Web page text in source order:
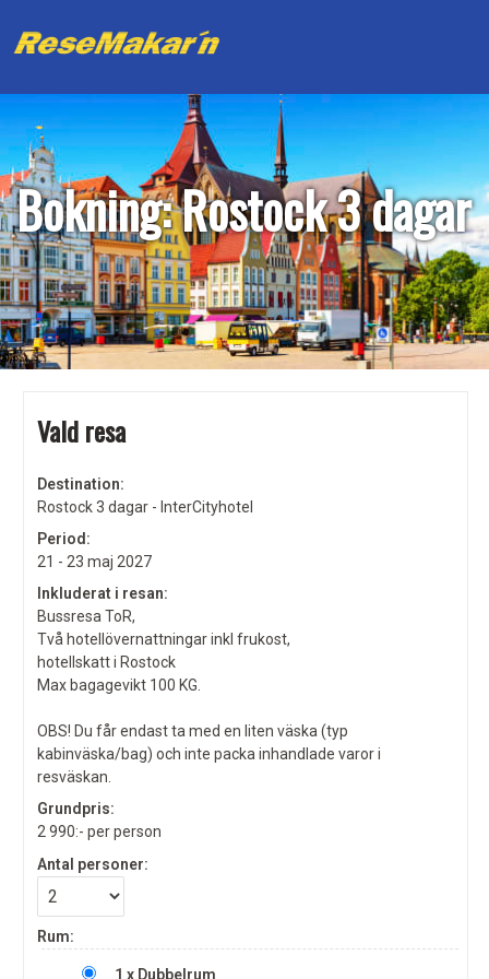
Bokning: Rostock 3 dagar
Vald resa
Destination:
Rostock 3 dagar - InterCityhotel
Period:
21 - 23 maj 2027
Inkluderat i resan:
Bussresa ToR,
Två hotellövernattningar inkl frukost,
hotellskatt i Rostock
Max bagagevikt 100 KG.
OBS! Du får endast ta med en liten väska (typ
kabinväska/bag) och inte packa inhandlade varor i
resväskan.
Grundpris:
2 990:- per person
Antal personer:
Rum:
1 x Dubbelrum